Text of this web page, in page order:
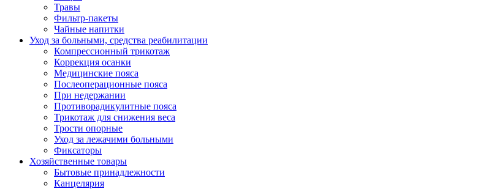
Травы
Фильтр-пакеты
Чайные напитки
Уход за больными, средства реабилитации
Компрессионный трикотаж
Коррекция осанки
Медицинские пояса
Послеоперационные пояса
При недержании
Противорадикулитные пояса
Трикотаж для снижения веса
Трости опорные
Уход за лежачими больными
Фиксаторы
Хозяйственные товары
Бытовые принадлежности
Канцелярия